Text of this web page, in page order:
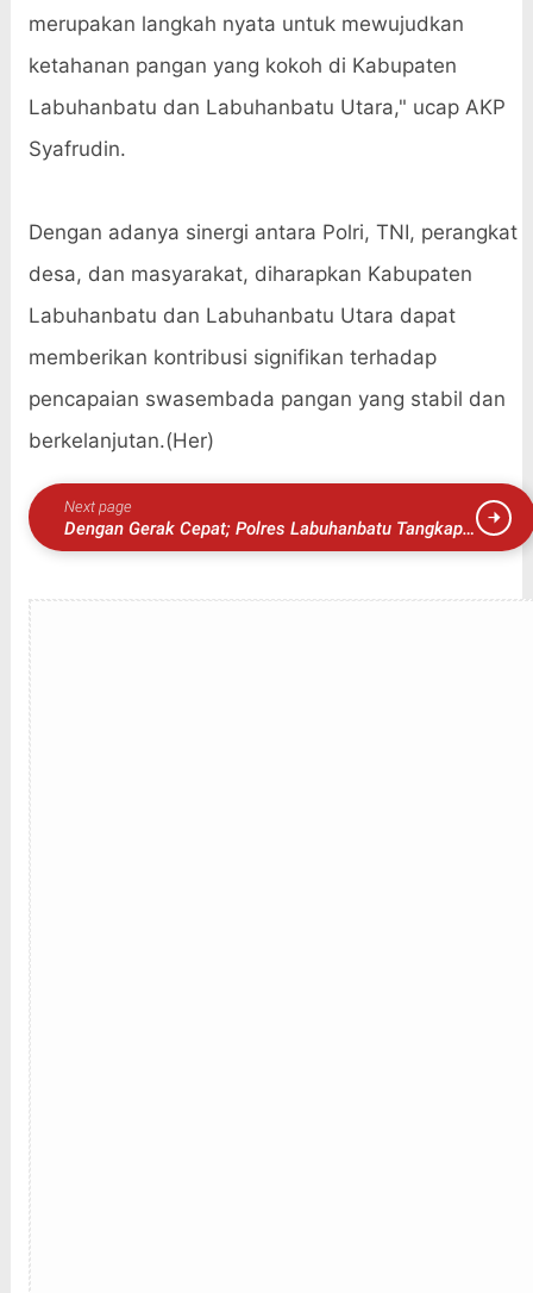
merupakan langkah nyata untuk mewujudkan
ketahanan pangan yang kokoh di Kabupaten
Labuhanbatu dan Labuhanbatu Utara," ucap AKP
Syafrudin.
Dengan adanya sinergi antara Polri, TNI, perangkat
desa, dan masyarakat, diharapkan Kabupaten
Labuhanbatu dan Labuhanbatu Utara dapat
memberikan kontribusi signifikan terhadap
pencapaian swasembada pangan yang stabil dan
berkelanjutan.(Her)
Next page
Dengan Gerak Cepat; Polres Labuhanbatu Tangkap
Pelaku Pembacokkan